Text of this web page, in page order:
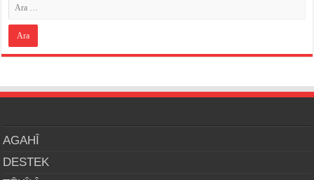
AGAHÎ
DESTEK